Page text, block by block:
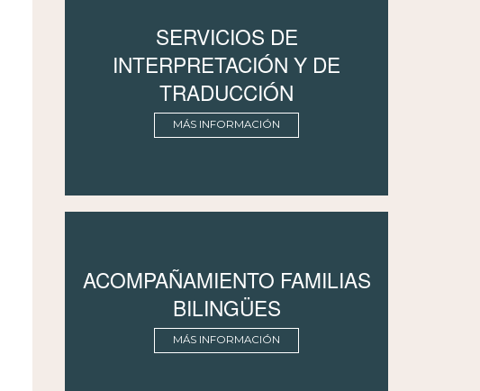
SERVICIOS DE
INTERPRETACIÓN Y DE
TRADUCCIÓN
MÁS INFORMACIÓN
ACOMPAÑAMIENTO FAMILIAS
BILINGÜES
MÁS INFORMACIÓN